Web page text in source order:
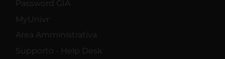
Password GIA
MyUnivr
Area Amministrativa
Supporto - Help Desk